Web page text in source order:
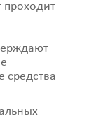
проходит
средства